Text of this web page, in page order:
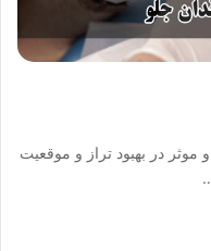
در بهبود تراز و موقعیت